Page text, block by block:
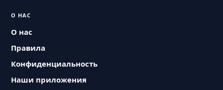
О НАС
О нас
Правила
Конфиденциальность
Наши приложения